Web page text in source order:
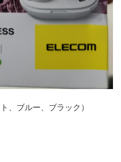
、ブルー、ブラック）